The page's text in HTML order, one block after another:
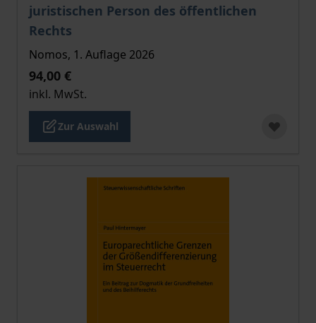
juristischen Person des öffentlichen
Rechts
Nomos, 1. Auflage 2026
94,00 €
inkl. MwSt.
Zur Auswahl